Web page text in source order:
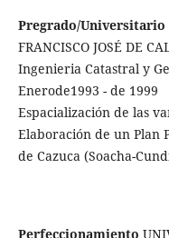
Pregrado/Universitario
FRANCISCO JOSÉ DE
Ingenieria Catastral y
Enerode1993 - de 1999
Espacialización de las
Elaboración de un Plan
de Cazuca (Soacha-
Perfeccionamiento